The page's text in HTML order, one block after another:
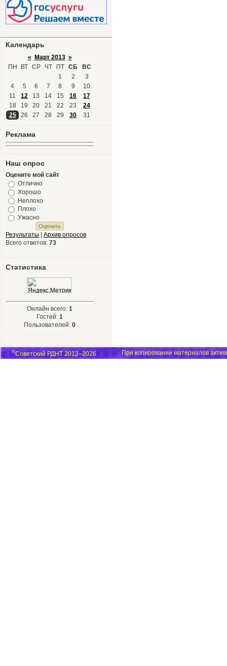
Календарь
« Март 2013 »
ПН
ВТ СР ЧТ ПТ СБ
ВС
1
2
3
4
5 6 7 8 9
10
11
12 13 14 15 16
17
18
19 20 21 22 23
24
25
26 27 28 29 30 31
Реклама
Наш опрос
Оцените мой сайт
Отлично
Хорошо
Неплохо
Плохо
Ужасно
Результаты
Архив опросов
Всего ответов: 73
Статистика
Онлайн всего: 1
Гостей: 1
Пользователей: 0
©Советский РДНТ 2012–2026 При копировании материалов